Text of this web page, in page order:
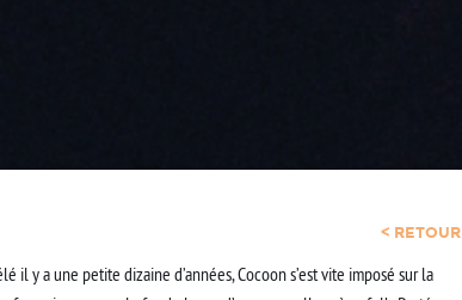
< RETOUR
il y a une petite dizaine d’années, Cocoon s’est vite imposé sur la